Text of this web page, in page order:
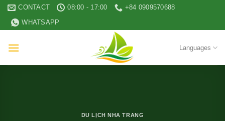
Skip
content
CONTACT 08:00 - 17:00
+84 0909570688
WHATSAPP
Languages
DU LỊCH NHA TRANG